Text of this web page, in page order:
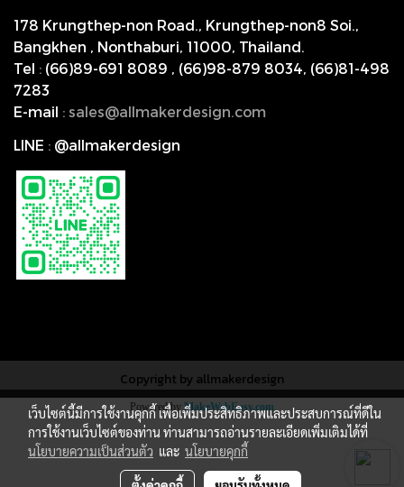
178 Krungthep-non Road., Krungthep-non8 Soi.,
Bangkhen , Nonthaburi, 11000, Thailand.
Tel : (66)89-691 8089 , (66)98-879 8034, (66)81-498
7283
E-mail : sales@allmakerdesign.com
LINE : @allmakerdesign
Copyright by allmakerdesign
Powered by MakeWebEasy.com
เว็บไซต์นี้มีการใช้งานคุกกี้ เพื่อเพิ่มประสิทธิภาพและประสบการณ์ที่ดีใน
การใช้งานเว็บไซต์ของท่าน ท่านสามารถอ่านรายละเอียดเพิ่มเติมได้ที่
นโยบายความเป็นส่วนตัว และ นโยบายคุกกี้